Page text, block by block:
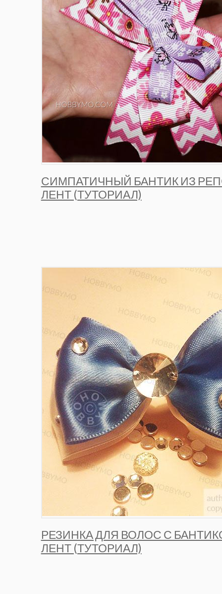
СИМПАТИЧНЫЙ БАНТИК ИЗ
ЛЕНТ (ТУТОРИАЛ)
РЕЗИНКА ДЛЯ ВОЛОС С
ЛЕНТ (ТУТОРИАЛ)